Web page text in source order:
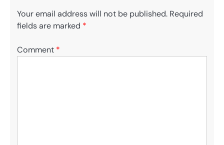
Your email address will not be published. Required
fields are marked *
Comment *